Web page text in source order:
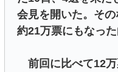
会見を開いた。そ
約21万票にもなっ
前回に比べて12